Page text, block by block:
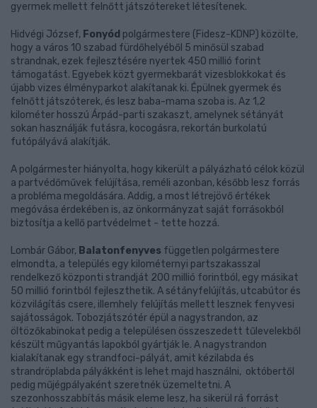
gyermek mellett felnőtt játszótereket létesítenek.
Hidvégi József, Fonyód polgármestere (Fidesz-KDNP) közölte,
hogy a város 10 szabad fürdőhelyéből 5 minősül szabad
strandnak, ezek fejlesztésére nyertek 450 millió forint
támogatást. Egyebek közt gyermekbarát vizesblokkokat és
újabb vizes élményparkot alakítanak ki. Épülnek gyermek és
felnőtt játszóterek, és lesz baba-mama szoba is. Az 1,2
kilométer hosszú Árpád-parti szakaszt, amelynek sétányát
sokan használják futásra, kocogásra, rekortán burkolatú
futópályává alakítják.
A polgármester hiányolta, hogy kikerült a pályázható célok közül
a partvédőművek felújítása, reméli azonban, később lesz forrás
a probléma megoldására. Addig, a most létrejövő értékek
megóvása érdekében is, az önkormányzat saját forrásokból
biztosítja a kellő partvédelmet - tette hozzá.
Lombár Gábor, Balatonfenyves független polgármestere
elmondta, a település egy kilométernyi partszakasszal
rendelkező központi strandját 200 millió forintból, egy másikat
50 millió forintból fejleszthetik. A sétányfelújítás, utcabútor és
közvilágítás csere, illemhely felújítás mellett lesznek fenyvesi
sajátosságok. Tobozjátszótér épül a nagystrandon, az
öltözőkabinokat pedig a településen összeszedett tűlevelekből
készült műgyantás lapokból gyártják le. A nagystrandon
kialakítanak egy strandfoci-pályát, amit kézilabda és
strandröplabda pályákként is lehet majd használni, októbertől
pedig műjégpályaként szeretnék üzemeltetni. A
szezonhosszabbítás másik eleme lesz, ha sikerül rá forrást